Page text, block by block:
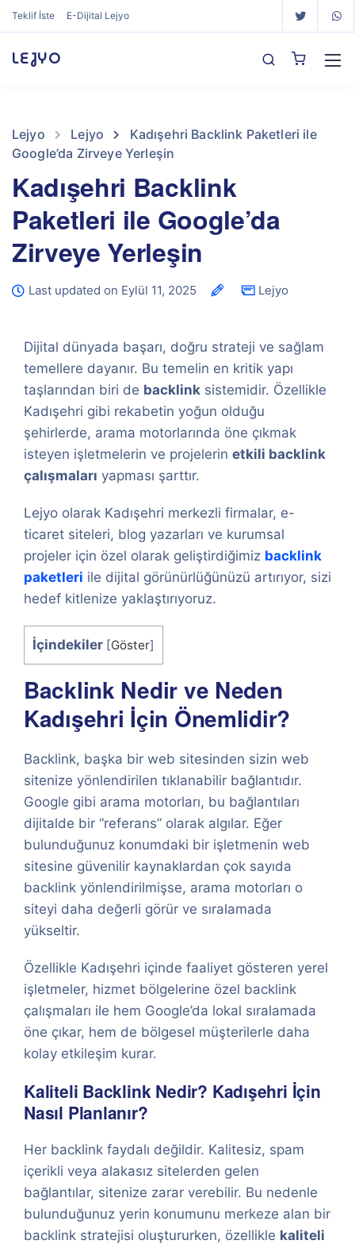
Teklif İste E-Dijital Lejyo
LEJYO
Lejyo Lejyo
Kadışehri Backlink Paketleri ile
Google’da Zirveye Yerleşin
Kadışehri Backlink
Paketleri ile Google’da
Zirveye Yerleşin
Last updated on Eylül 11, 2025 Lejyo
Dijital dünyada başarı, doğru strateji ve sağlam
temellere dayanır. Bu temelin en kritik yapı
taşlarından biri de backlink sistemidir. Özellikle
Kadışehri gibi rekabetin yoğun olduğu
şehirlerde, arama motorlarında öne çıkmak
isteyen işletmelerin ve projelerin etkili backlink
çalışmaları yapması şarttır.
Lejyo olarak Kadışehri merkezli firmalar, e-
ticaret siteleri, blog yazarları ve kurumsal
projeler için özel olarak geliştirdiğimiz backlink
paketleri ile dijital görünürlüğünüzü artırıyor, sizi
hedef kitlenize yaklaştırıyoruz.
İçindekiler [Göster]
Backlink Nedir ve Neden
Kadışehri İçin Önemlidir?
Backlink, başka bir web sitesinden sizin web
sitenize yönlendirilen tıklanabilir bağlantıdır.
Google gibi arama motorları, bu bağlantıları
dijitalde bir “referans” olarak algılar. Eğer
bulunduğunuz konumdaki bir işletmenin web
sitesine güvenilir kaynaklardan çok sayıda
backlink yönlendirilmişse, arama motorları o
siteyi daha değerli görür ve sıralamada
yükseltir.
Özellikle Kadışehri içinde faaliyet gösteren yerel
işletmeler, hizmet bölgelerine özel backlink
çalışmaları ile hem Google’da lokal sıralamada
öne çıkar, hem de bölgesel müşterilerle daha
kolay etkileşim kurar.
Kaliteli Backlink Nedir? Kadışehri İçin
Nasıl Planlanır?
Her backlink faydalı değildir. Kalitesiz, spam
içerikli veya alakasız sitelerden gelen
bağlantılar, sitenize zarar verebilir. Bu nedenle
bulunduğunuz yerin konumunu merkeze alan bir
backlink stratejisi oluştururken, özellikle kaliteli